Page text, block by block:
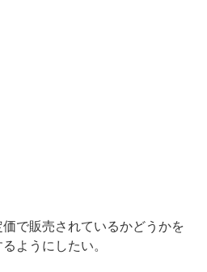
で販売されているかどうかを
ようにしたい。